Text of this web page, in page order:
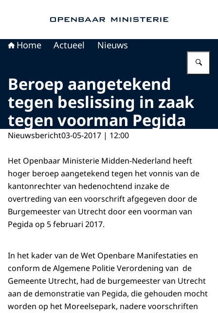
Home Actueel Nieuws
Beroep aangetekend
tegen beslissing in zaak
tegen voorman Pegida
Nieuwsbericht03-05-2017 | 12:00
Het Openbaar Ministerie Midden-Nederland heeft
hoger beroep aangetekend tegen het vonnis van de
kantonrechter van hedenochtend inzake de
overtreding van een voorschrift afgegeven door de
Burgemeester van Utrecht door een voorman van
Pegida op 5 februari 2017.
In het kader van de Wet Openbare Manifestaties en
conform de Algemene Politie Verordening van de
Gemeente Utrecht, had de burgemeester van Utrecht
aan de demonstratie van Pegida, die gehouden mocht
worden op het Moreelsepark, nadere voorschriften